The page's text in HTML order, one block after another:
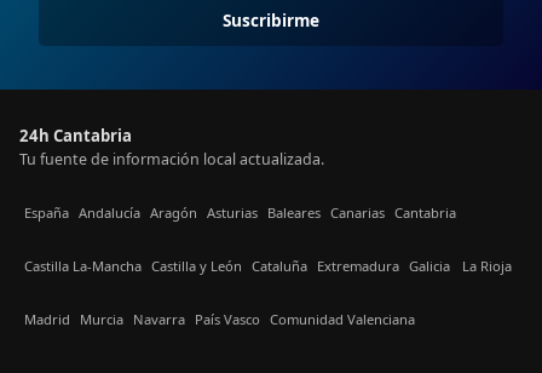
Suscribirme
24h Cantabria
Tu fuente de información local actualizada.
España Andalucía Aragón Asturias Baleares Canarias Cantabria
Castilla La-Mancha Castilla y León Cataluña Extremadura Galicia La Rioja
Madrid Murcia Navarra País Vasco Comunidad Valenciana